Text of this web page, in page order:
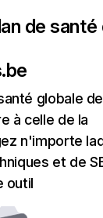
de santé
globale
à celle de la
n'importe
et de
outil